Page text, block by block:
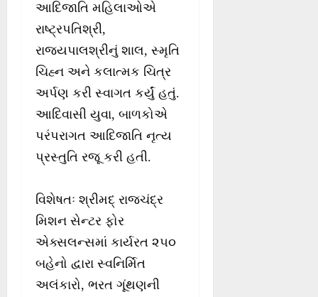
આદિજાતિ મહિલાઓએ
રાષ્ટ્રપતિશ્રી,
રાજ્યપાલશ્રીનું શાલ, સ્મૃતિ
ચિહ્ન અને કલાત્મક ચિત્ર
અર્પણ કરી સ્વાગત કર્યું હતું.
આદિવાસી યુવા, બાળકોએ
પરંપરાગત આદિજાતિ નૃત્ય
પ્રસ્તુતિ રજૂ કરી હતી.
વિશેષતઃ શ્રીમદ્ રાજચંદ્ર
મિશન સેન્ટર ફોર
એક્સલન્સમાં કાર્યરત ૨૫૦
બહેનો દ્વારા સ્વનિર્મિત
અલંકારો, ભરત ગૂંથણની